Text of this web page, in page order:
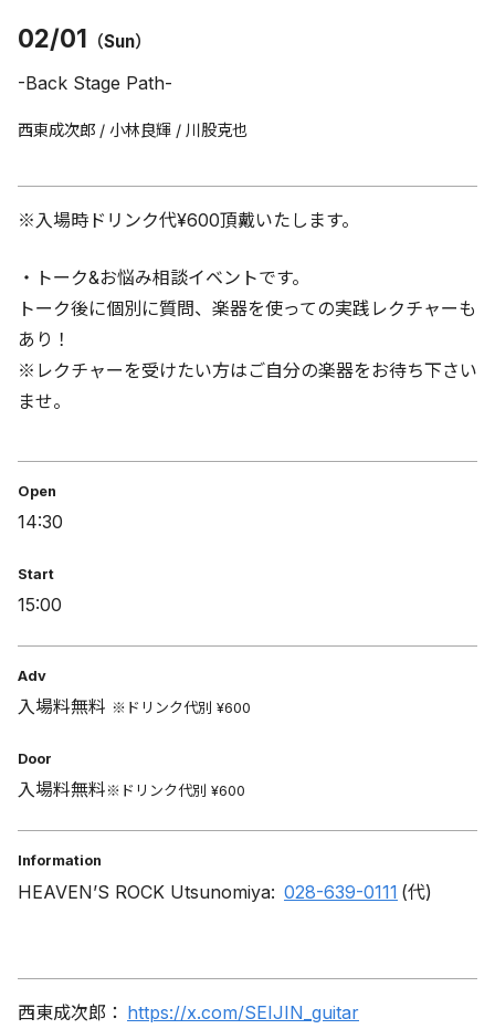
02/01 （Sun）
-Back Stage Path-
西東成次郎 / 小林良輝 / 川股克也
※入場時ドリンク代¥600頂戴いたします。
・トーク&お悩み相談イベントです。
トーク後に個別に質問、楽器を使っての実践レクチャーも
あり！
※レクチャーを受けたい方はご自分の楽器をお待ち下さい
ませ。
Open
14:30
Start
15:00
Adv
入場料無料 ※ドリンク代別 ¥600
Door
入場料無料※ドリンク代別 ¥600
Information
HEAVEN’S ROCK Utsunomiya: 028-639-0111 (代)
西東成次郎： https://x.com/SEIJIN_guitar